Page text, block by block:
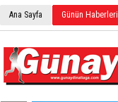
Ana Sayfa Günün Haberleri